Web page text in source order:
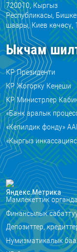
720010, Кыргыз
Республикасы,
шаары, Киев көчөсү,
Ыкчам
КР Президенти
КР Жогорку Кеңеши
КР Министрлер
«Банк аралык
«Кепилдик фонду»
«Кыргыз
Мамлекеттик
Финансылык
Депозиттер,
Нумизматикалык